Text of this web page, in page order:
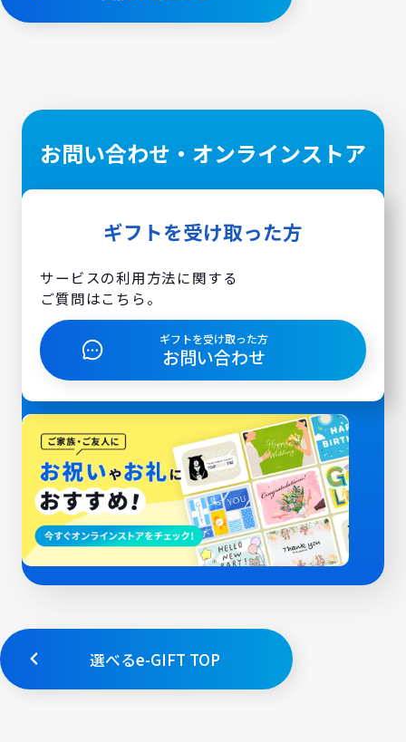
お問い合わせ・オンラインストア
ギフトを受け取った方
サービスの利用方法に関する
ご質問はこちら。
ギフトを受け取った方
お問い合わせ
選べるe-GIFT TOP